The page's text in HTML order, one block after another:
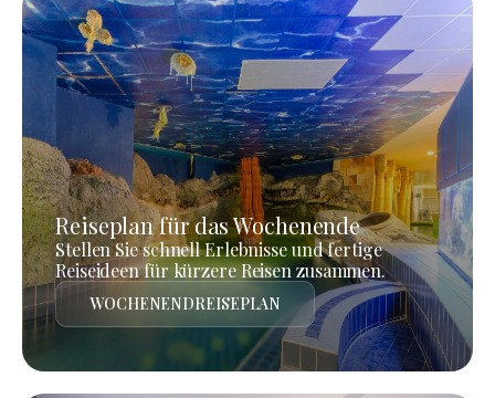
Reiseplan für das Wochenende
Stellen Sie schnell Erlebnisse und fertige
Reiseideen für kürzere Reisen zusammen.
WOCHENENDREISEPLAN